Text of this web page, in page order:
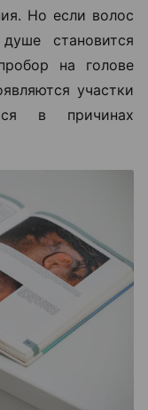
Но если волос
становится
на голове
участки
в причинах